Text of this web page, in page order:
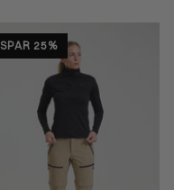
SPAR 25%